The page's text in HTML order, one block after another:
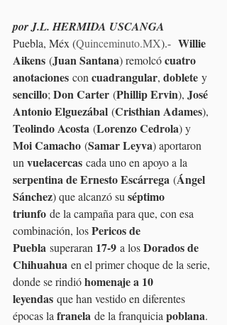
por J.L. HERMIDA USCANGA
Puebla, Méx (Quinceminuto.MX).- Willie
Aikens (Juan Santana) remolcó cuatro
anotaciones con cuadrangular, doblete y
sencillo; Don Carter (Phillip Ervin), José
Antonio Elguezábal (Cristhian Adames),
Teolindo Acosta (Lorenzo Cedrola) y
Moi Camacho (Samar Leyva) aportaron
un vuelacercas cada uno en apoyo a la
serpentina de Ernesto Escárrega (Ángel
Sánchez) que alcanzó su séptimo
triunfo de la campaña para que, con esa
combinación, los Pericos de
Puebla superaran 17-9 a los Dorados de
Chihuahua en el primer choque de la serie,
donde se rindió homenaje a 10
leyendas que han vestido en diferentes
épocas la franela de la franquicia poblana.